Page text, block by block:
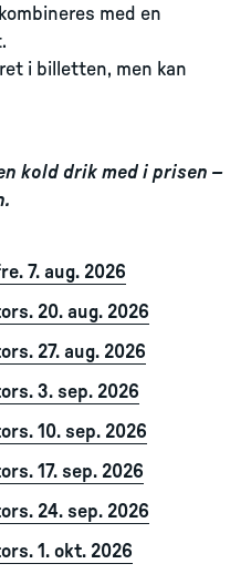
med en
i billetten, men kan
kold drik med i prisen –
7. aug. 2026
20. aug. 2026
27. aug. 2026
3. sep. 2026
10. sep. 2026
17. sep. 2026
24. sep. 2026
1. okt. 2026